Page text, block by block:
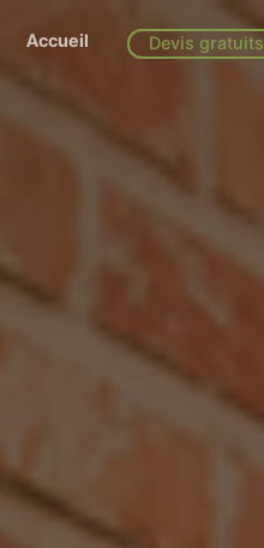
Accueil Devis gratuits